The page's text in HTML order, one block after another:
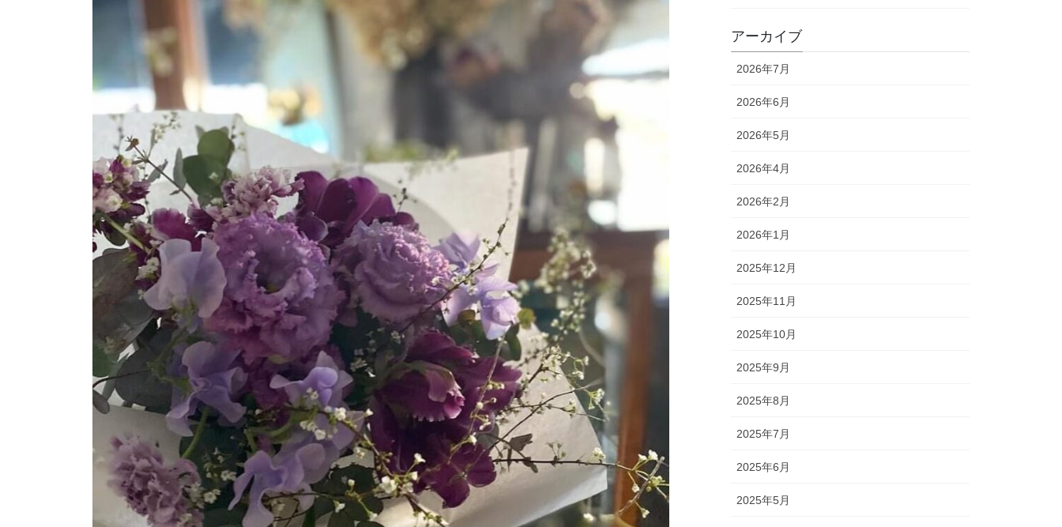
アーカイブ
2026年7月
2026年6月
2026年5月
2026年4月
2026年2月
2026年1月
2025年12月
2025年11月
2025年10月
2025年9月
2025年8月
2025年7月
2025年6月
2025年5月